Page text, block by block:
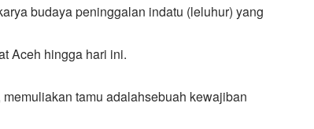
budaya peninggalan indatu (leluhur) yang
Aceh hingga hari ini.
tamu adalahsebuah kewajiban